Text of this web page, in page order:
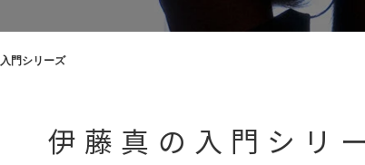
入門シリーズ
伊藤真の入門シリ